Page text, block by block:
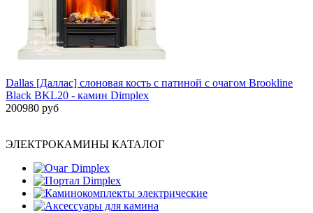
Dallas [Даллас] слоновая кость с патиной с очагом Brookline
Black BKL20 - камин Dimplex
200980 руб
ЭЛЕКТРОКАМИНЫ КАТАЛОГ
Очаг Dimplex
Портал Dimplex
Каминокомплекты электрические
Аксессуары для камина